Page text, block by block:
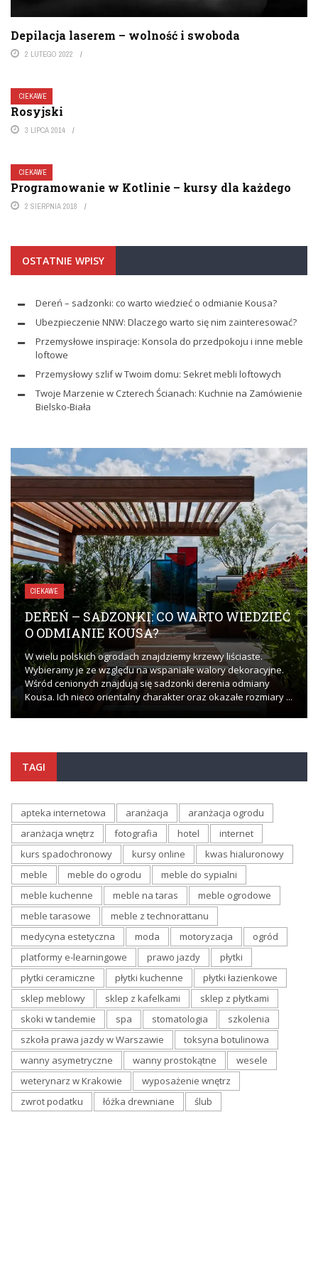
Depilacja laserem – wolność i swoboda
2 LUTEGO 2022
CIEKAWE
Rosyjski
3 LIPCA 2014
CIEKAWE
Programowanie w Kotlinie – kursy dla każdego
2 SIERPNIA 2018
OSTATNIE WPISY
Dereń – sadzonki: co warto wiedzieć o odmianie Kousa?
Ubezpieczenie NNW: Dlaczego warto się nim zainteresować?
Przemysłowe inspiracje: Konsola do przedpokoju i inne meble
loftowe
Przemysłowy szlif w Twoim domu: Sekret mebli loftowych
Twoje Marzenie w Czterech Ścianach: Kuchnie na Zamówienie
Bielsko-Biała
CIEKAWE
DEREŃ – SADZONKI: CO WARTO WIEDZIEĆ
O ODMIANIE KOUSA?
W wielu polskich ogrodach znajdziemy krzewy liściaste.
Wybieramy je ze względu na wspaniałe walory dekoracyjne.
Wśród cenionych znajdują się sadzonki derenia odmiany
Kousa. Ich nieco orientalny charakter oraz okazałe rozmiary ...
TAGI
apteka internetowa aranżacja
aranżacja ogrodu
aranżacja wnętrz
fotografia hotel
internet
kurs spadochronowy
kursy online
kwas hialuronowy
meble
meble do ogrodu
meble do sypialni
meble kuchenne
meble na taras
meble ogrodowe
meble tarasowe
meble z technorattanu
medycyna estetyczna
moda motoryzacja
ogród
platformy e-learningowe
prawo jazdy
płytki
płytki ceramiczne
płytki kuchenne
płytki łazienkowe
sklep meblowy
sklep z kafelkami
sklep z płytkami
skoki w tandemie
spa stomatologia
szkolenia
szkoła prawa jazdy w Warszawie
toksyna botulinowa
wanny asymetryczne
wanny prostokątne
wesele
weterynarz w Krakowie
wyposażenie wnętrz
zwrot podatku
łóżka drewniane ślub